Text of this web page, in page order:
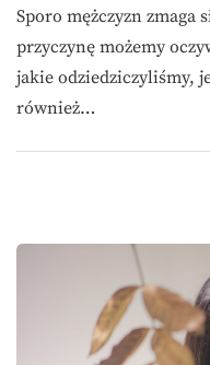
Sporo mężczyzn zmaga
przyczynę możemy
jakie odziedziczyliśmy,
również…